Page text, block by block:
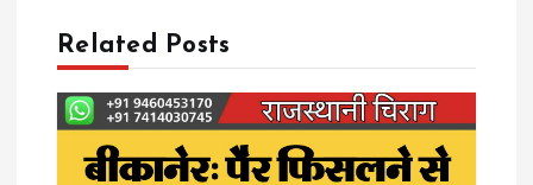
n
a
v
Related Posts